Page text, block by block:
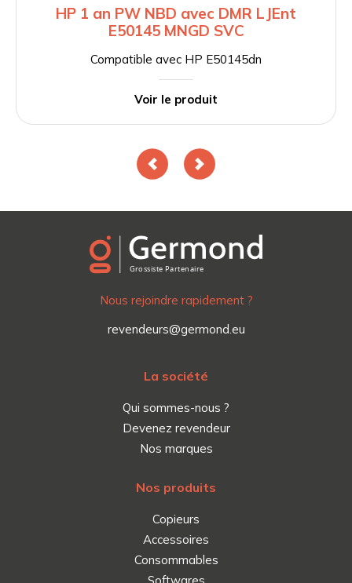
HP 1 an PW NBD avec DMR LJEnt
E50145 MNGD SVC
Compatible avec HP E50145dn
Voir le produit
Nous rejoindre rapidement ?
revendeurs@germond.eu
La société
Qui sommes-nous ?
Devenez revendeur
Nos marques
Nos produits
Copieurs
Accessoires
Consommables